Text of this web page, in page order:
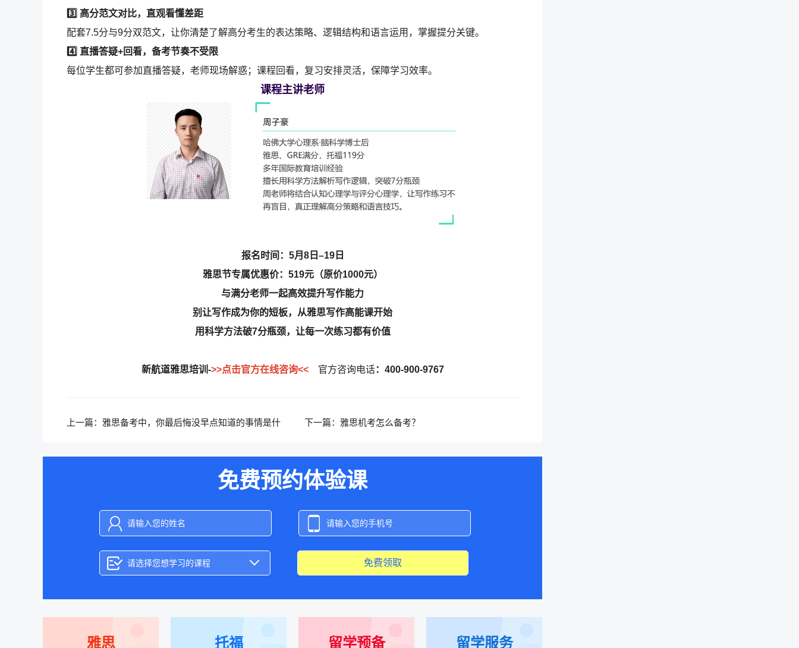
3️⃣ 高分范文对比，直观看懂差距
配套7.5分与9分双范文，让你清楚了解高分考生的表达策略、逻辑结构和语言运用，掌握提分关键。
4️⃣ 直播答疑+回看，备考节奏不受限
每位学生都可参加直播答疑，老师现场解惑；课程回看，复习安排灵活，保障学习效率。
课程主讲老师
报名时间：5月8日–19日
雅思节专属优惠价：519元（原价1000元）
与满分老师一起高效提升写作能力
别让写作成为你的短板，从雅思写作高能课开始
用科学方法破7分瓶颈，让每一次练习都有价值
新航道雅思培训->>点击官方在线咨询<<官方咨询电话：400-900-9767
上一篇： 雅思备考中，你最后悔没早点知道的事情是什
下一篇： 雅思机考怎么备考？
免费预约体验课
请选择您想学习的课程 免费领取
雅思 托福 留学预备 留学服务